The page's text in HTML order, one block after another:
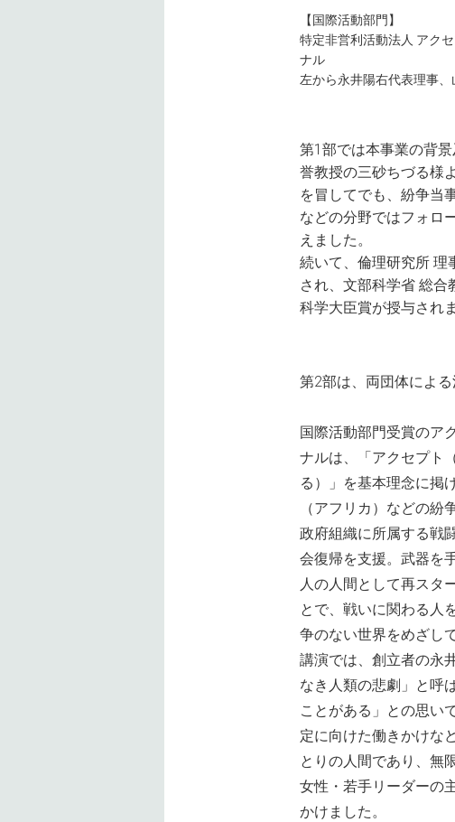
【国際活動部門】
特定⾮営利活動法⼈ アク
ナル
左から永井陽右代表理事、
第1部では本事業の背
誉教授の三砂ちづる様
を冒してでも、紛争当
などの分野ではフォロ
えました。
続いて、倫理研究所 理
され、文部科学省 総
科学大臣賞が授与され
第2部は、両団体による
国際活動部門受賞のア
ナルは、「アクセプト
る）」を基本理念に掲
（アフリカ）などの紛
政府組織に所属する戦
会復帰を支援。武器を
人の人間として再スタ
とで、戦いに関わる人
争のない世界をめざし
講演では、創立者の永
なき人類の悲劇」と呼
ことがある」との思い
定に向けた働きかけな
とりの人間であり、無
女性・若手リーダーの
かけました。